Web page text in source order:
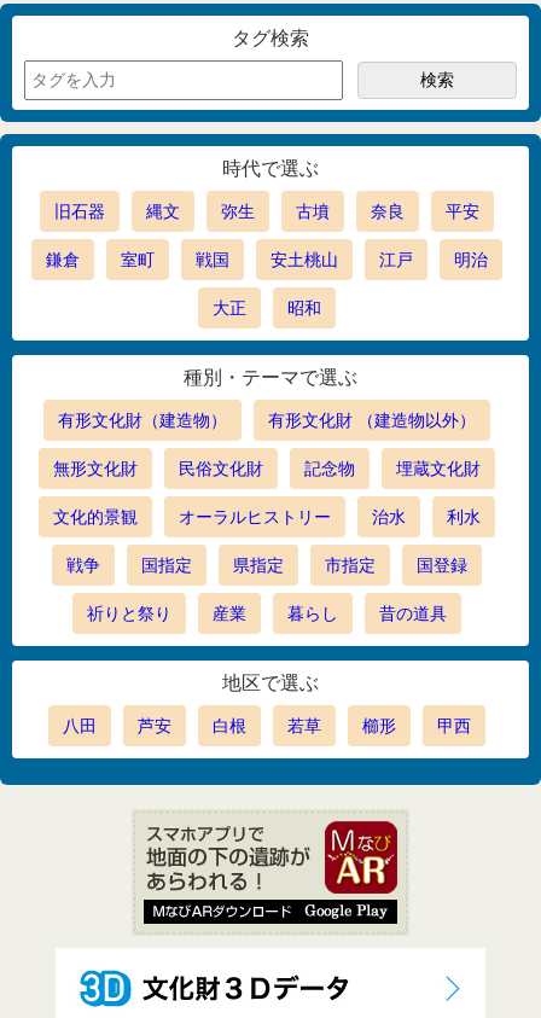
タグ検索
時代で選ぶ
旧石器 縄文 弥生 古墳 奈良 平安
鎌倉 室町 戦国 安土桃山 江戸 明治
大正 昭和
種別・テーマで選ぶ
有形文化財（建造物） 有形文化財 （建造物以外）
無形文化財 民俗文化財 記念物 埋蔵文化財
文化的景観 オーラルヒストリー 治水 利水
戦争 国指定 県指定 市指定 国登録
祈りと祭り 産業 暮らし 昔の道具
地区で選ぶ
八田 芦安 白根 若草 櫛形 甲西